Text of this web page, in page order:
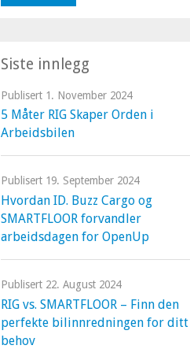
Siste innlegg
5 Måter RIG Skaper Orden i
Arbeidsbilen
Publisert 1. November 2024
Hvordan ID. Buzz Cargo og
SMARTFLOOR forvandler
arbeidsdagen for OpenUp
Publisert 19. September 2024
RIG vs. SMARTFLOOR – Finn den
perfekte bilinnredningen for ditt
behov
Publisert 22. August 2024